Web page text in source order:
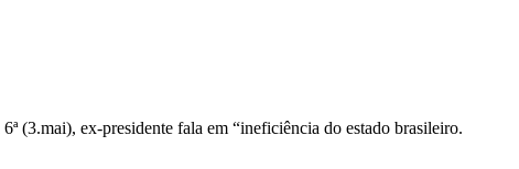
(3.mai), ex-presidente fala em “ineficiência do estado brasileiro.